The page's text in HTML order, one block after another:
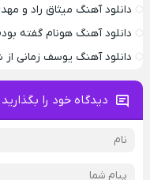
دانلود آهنگ میثاق راد و
دانلود آهنگ هونام گفته
دانلود آهنگ یوسف زمانی
دیدگاه خود را بگذارید